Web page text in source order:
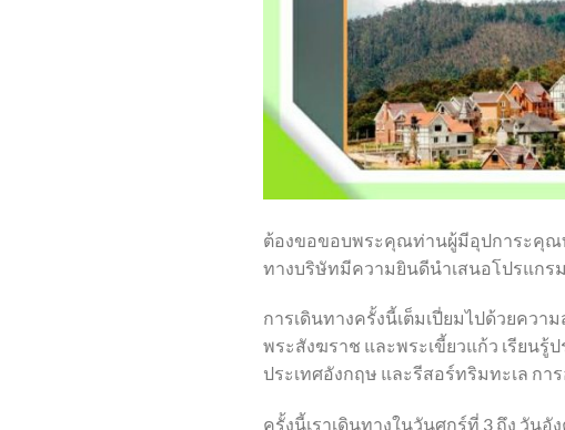
ต้องขอขอบพระคุณท่านผู้มีอุปการะคุณ
ทางบริษัทมีความยินดีนำเสนอโปรแกร
การเดินทางครั้งนี้เต็มเปี่ยมไปด้วยคว
พระสังฆราช และพระเขี้ยวแก้ว เรียน
ประเทศอังกฤษ และรีสอร์ทริมทะเล ก
ครั้งนี้เราเดินทางในวันศุกร์ที่ 3 ถึง วันอั